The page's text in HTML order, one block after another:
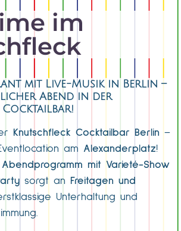
im
mit Live-Musik in Berlin –
Abend in der
Knutschfleck Cocktailbar Berlin –
am Alexanderplatz!
Abendprogramm mit Varieté-Show
sorgt an
Freitagen und
Unterhaltung und